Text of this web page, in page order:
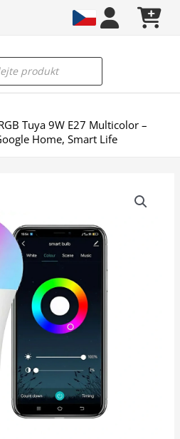
Tuya 9W E27 Multicolor –
Home, Smart Life